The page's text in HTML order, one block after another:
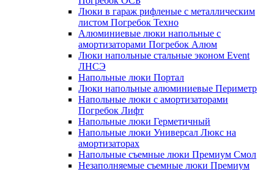
Люки в гараж рифленые с металлическим
листом Погребок Техно
Алюминиевые люки напольные с
амортизаторами Погребок Алюм
Люки напольные стальные эконом Event
ЛНСЭ
Напольные люки Портал
Люки напольные алюминиевые Периметр
Напольные люки с амортизаторами
Погребок Лифт
Напольные люки Герметичный
Напольные люки Универсал Люкс на
амортизаторах
Напольные съемные люки Премиум Смол
Незаполняемые съемные люки Премиум